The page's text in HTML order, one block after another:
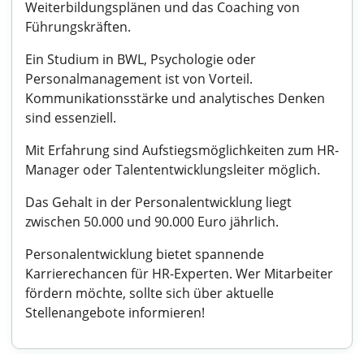
Weiterbildungsplänen und das Coaching von
Führungskräften.
Ein Studium in BWL, Psychologie oder
Personalmanagement ist von Vorteil.
Kommunikationsstärke und analytisches Denken
sind essenziell.
Mit Erfahrung sind Aufstiegsmöglichkeiten zum HR-
Manager oder Talententwicklungsleiter möglich.
Das Gehalt in der Personalentwicklung liegt
zwischen 50.000 und 90.000 Euro jährlich.
Personalentwicklung bietet spannende
Karrierechancen für HR-Experten. Wer Mitarbeiter
fördern möchte, sollte sich über aktuelle
Stellenangebote informieren!